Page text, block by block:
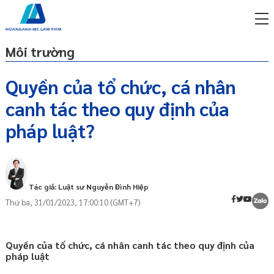
Môi trường
Quyền của tổ chức, cá nhân
canh tác theo quy định của
pháp luật?
Tác giả: Luật sư Nguyễn Đình Hiệp
Thứ ba, 31/01/2023, 17:00:10 (GMT+7)
Quyền của tổ chức, cá nhân canh tác theo quy định của
pháp luật
Canh tác là gì?
phí qua zalo
sư trực tuyến online
ty/doanh nghiệp
gói
phí qua zalo
sư trực tuyến online
ty/doanh nghiệp
gói